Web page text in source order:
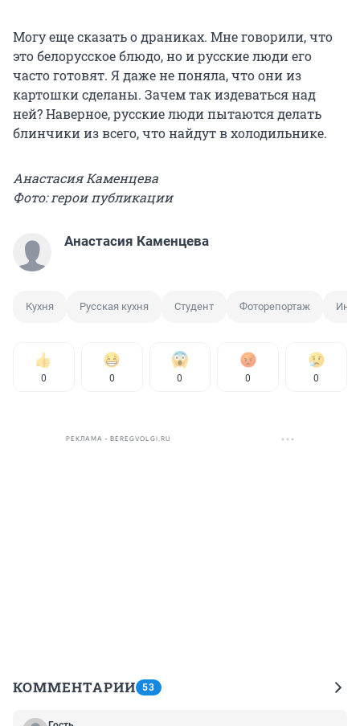
Могу еще сказать о драниках. Мне говорили, что
это белорусское блюдо, но и русские люди его
часто готовят. Я даже не поняла, что они из
картошки сделаны. Зачем так издеваться над
ней? Наверное, русские люди пытаются делать
блинчики из всего, что найдут в холодильнике.
Анастасия Каменцева
Фото: герои публикации
Анастасия Каменцева
Кухня Русская кухня Студент Фоторепортаж
0 0 0 0 0
РЕКЛАМА • BEREGVOLGI.RU
КОММЕНТАРИИ 53